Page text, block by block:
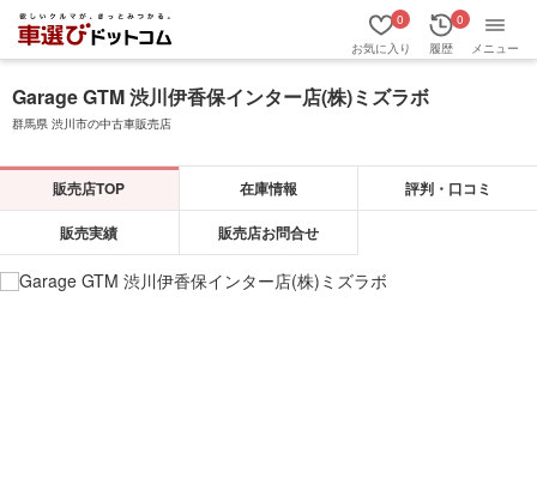
お気に入り
0
履歴
0
メニュー
Garage GTM 渋川伊香保インター店(株)ミズラボ
群馬県 渋川市の中古車販売店
販売店TOP 在庫情報 評判・口コミ
販売実績 販売店お問合せ